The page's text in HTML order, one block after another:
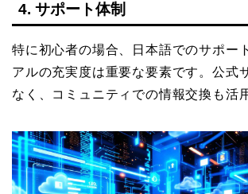
4. サポート体制
特に初心者の場合、日本語でのサポー
アルの充実度は重要な要素です。公式
なく、コミュニティでの情報交換も活